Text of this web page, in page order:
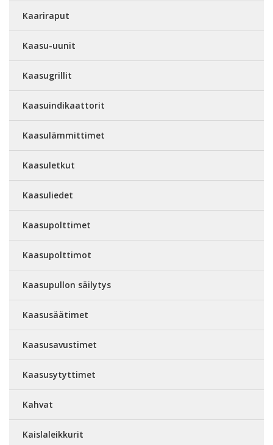
Kaariraput
Kaasu-uunit
Kaasugrillit
Kaasuindikaattorit
Kaasulämmittimet
Kaasuletkut
Kaasuliedet
Kaasupolttimet
Kaasupolttimot
Kaasupullon säilytys
Kaasusäätimet
Kaasusavustimet
Kaasusytyttimet
Kahvat
Kaislaleikkurit